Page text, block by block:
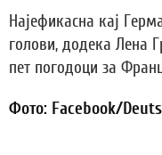
Најефикасна кај
голови, додека Лена
пет погодоци за
Фото: Facebook/